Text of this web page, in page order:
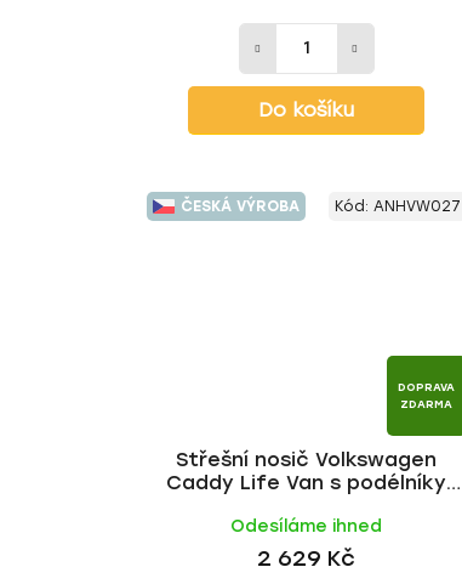
Do košíku
ČESKÁ VÝROBA
DOPRAVA
ZDARMA
Střešní nosič Volkswagen
Caddy Life Van s podélníky
Odesíláme ihned
2 629 Kč
Kód: ANHVW027